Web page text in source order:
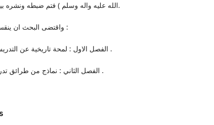
الله عليه واله وسلم ) فتم ضبطه ونشره بين طلاب العلم.
واقتضى البحث ان ينقسم الى فصلين :
الفصل الاول : لمحة تاريخية عن التدريس في الاسلام .
الفصل الثاني : نماذج من طرائق تدريس المحدثين .